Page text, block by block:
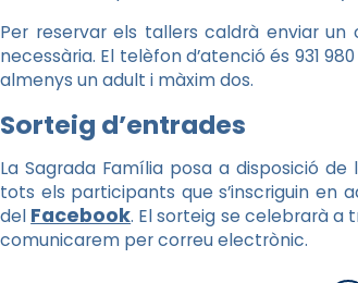
Per reservar els tallers caldrà enviar
necessària. El telèfon d’atenció és 931
almenys un adult i màxim dos.
Sorteig d’entrades
La Sagrada Família posa a disposició de
tots els participants que s’inscriguin en
del Facebook. El sorteig se celebrarà a
comunicarem per correu electrònic.